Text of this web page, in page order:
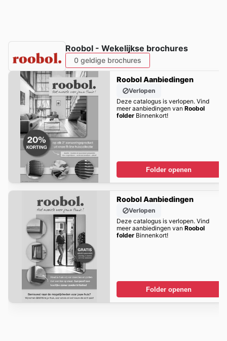
Roobol - Wekelijkse brochures
0 geldige brochures
Roobol Aanbiedingen
Verlopen
Deze catalogus is verlopen. Vind
meer aanbiedingen van Roobol
folderBinnenkort!
Folder openen
Roobol Aanbiedingen
Verlopen
Deze catalogus is verlopen. Vind
meer aanbiedingen van Roobol
folderBinnenkort!
Folder openen